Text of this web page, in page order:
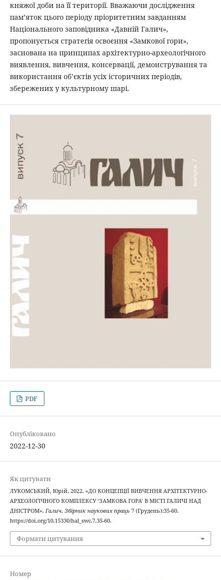
княжої доби на її території. Вважаючи дослідження
пам’яток цього періоду пріоритетним завданням
Національного заповідника «Давній Галич»,
пропонується стратегія освоєння «Замкової гори»,
заснована на принципах архітектурно-археологічного
виявлення, вивчення, консервації, демонстрування та
використання об’єктів усіх історичних періодів,
збережених у культурному шарі.
PDF
Опубліковано
2022-12-30
Як цитувати
ЛУКОМСЬКИЙ, Юрій. 2022. «ДО КОНЦЕПЦІЇ ВИВЧЕННЯ АРХІТЕКТУРНО-
АРХЕОЛОГІЧНОГО КОМПЛЕКСУ ‘ЗАМКОВА ГОРА’ В МІСТІ ГАЛИЧІ НАД
ДНІСТРОМ». Галич. Збірник наукових праць7 (Грудень):35-60.
https://doi.org/10.15330/hal_swc.7.35-60.
Формати цитування
Номер